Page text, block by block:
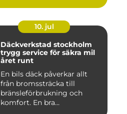
10. jul
Däckverkstad stockholm
trygg service för säkra mil
året runt
En bils däck påverkar allt
från bromssträcka till
bränsleförbrukning och
komfort. En bra